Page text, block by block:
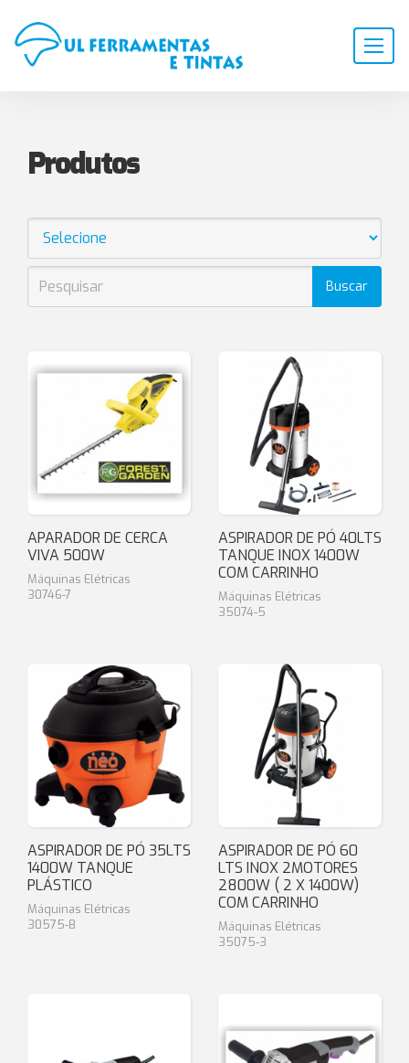
Produtos
Buscar
APARADOR DE CERCA
VIVA 500W
Máquinas Elétricas
30746-7
ASPIRADOR DE PÓ 40LTS
TANQUE INOX 1400W
COM CARRINHO
Máquinas Elétricas
35074-5
ASPIRADOR DE PÓ 35LTS
1400W TANQUE
PLÁSTICO
Máquinas Elétricas
30575-8
ASPIRADOR DE PÓ 60
LTS INOX 2MOTORES
2800W ( 2 X 1400W)
COM CARRINHO
Máquinas Elétricas
35075-3